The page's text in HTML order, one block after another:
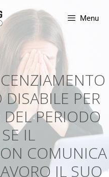
Menu
PER
PERIODO
IL
COMUNICA
IL SUO